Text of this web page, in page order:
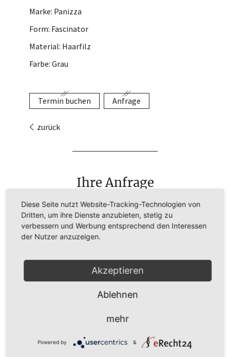
Marke: Panizza
Form: Fascinator
Material: Haarfilz
Farbe: Grau
Termin buchen Anfrage
zurück
Ihre Anfrage
Bitte lassen Sie uns kurz wissen, welche Fragen
Sie haben und wie wir Ihnen weiterhelfen
können.
Diese Seite nutzt Website-Tracking-Technologien von
Dritten, um ihre Dienste anzubieten, stetig zu
verbessern und Werbung entsprechend den Interessen
der Nutzer anzuzeigen.
Akzeptieren
Ablehnen
mehr
Powered by &